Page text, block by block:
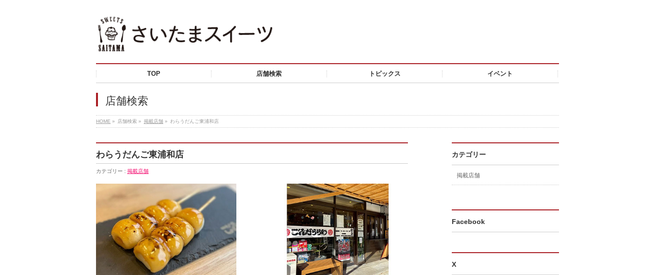
TOP 店舗検索 トピックス イベント
店舗検索
HOME » 店舗検索 » 掲載店舗 » わらうだんご東浦和店
わらうだんご東浦和店
カテゴリー : 掲載店舗
カテゴリー
掲載店舗
Facebook
X